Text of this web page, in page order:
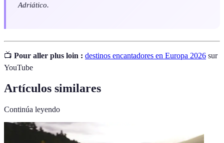
Adriático.
📺 Pour aller plus loin : destinos encantadores en Europa 2026 sur
YouTube
Artículos similares
Continúa leyendo